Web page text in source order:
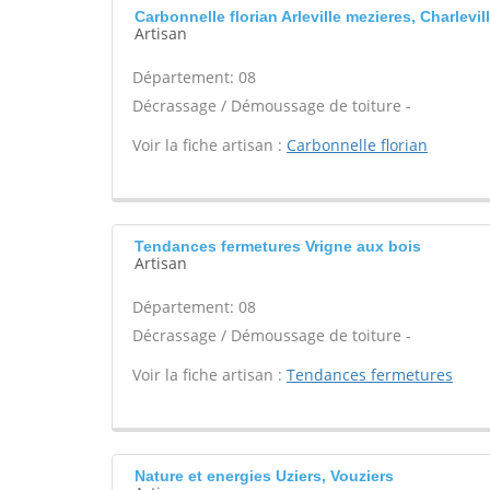
Carbonnelle florian Arleville mezieres,
Artisan
Département: 08
Décrassage / Démoussage de toiture -
Voir la fiche artisan : Carbonnelle florian
Tendances fermetures Vrigne aux bois
Artisan
Département: 08
Décrassage / Démoussage de toiture -
Voir la fiche artisan : Tendances fermetures
Nature et energies Uziers, Vouziers